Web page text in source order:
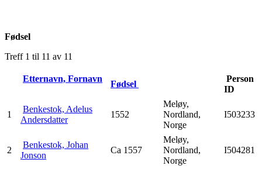
Fødsel
Treff 1 til 11 av 11
Etternavn, Fornavn
Fødsel
Person
ID
1
Benkestok, Adelus
Andersdatter
1552
Meløy,
Nordland,
Norge
I503233
2
Benkestok, Johan
Jonson
Ca 1557
Meløy,
Nordland,
Norge
I504281